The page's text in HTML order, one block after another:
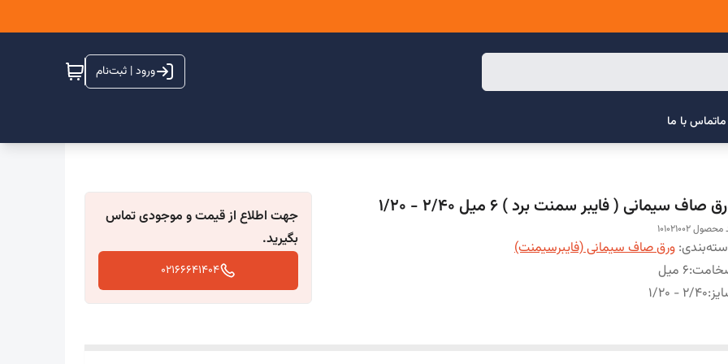
ورود | ثبت‌نام
تماس با ما
صاف سیمانی ( فایبر سمنت برد ) 6 میل 2/40 - 1/20
101021002
: ورق صاف سیمانی (فایبرسیمنت)
:6 میل
:
2/40 - 1/20
جهت اطلاع از قیمت و موجودی تماس
بگیرید.
02166641404